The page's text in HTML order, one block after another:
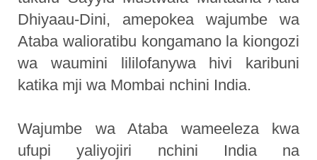
Dhiyaau-Dini, amepokea wajumbe wa
Ataba walioratibu kongamano la kiongozi
wa waumini lililofanywa hivi karibuni
katika mji wa Mombai nchini India.
Wajumbe wa Ataba wameeleza kwa
ufupi yaliyojiri nchini India na